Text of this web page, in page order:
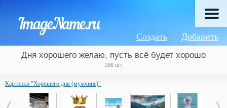
Добавить
Создать
Дня хорошего желаю, пусть всё будет хорошо
166 шт.
Картинки "Хорошего дня (мужчине)"